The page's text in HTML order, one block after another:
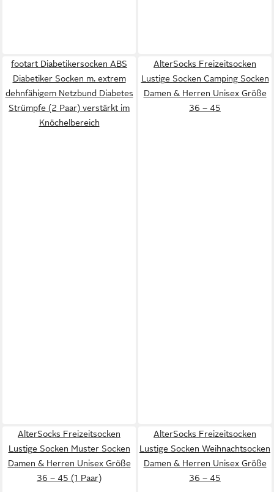
footart Diabetikersocken ABS
Diabetiker Socken m. extrem
dehnfähigem Netzbund Diabetes
Strümpfe (2 Paar) verstärkt im
Knöchelbereich
AlterSocks Freizeitsocken
Lustige Socken Camping Socken
Damen & Herren Unisex Größe
36 – 45
AlterSocks Freizeitsocken
Lustige Socken Muster Socken
Damen & Herren Unisex Größe
36 – 45 (1 Paar)
AlterSocks Freizeitsocken
Lustige Socken Weihnachtsocken
Damen & Herren Unisex Größe
36 – 45